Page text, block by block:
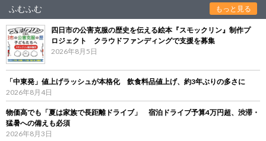
ふむふむ もっと見る
四日市の公害克服の歴史を伝える絵本『スモックリン』制作プ
ロジェクト クラウドファンディングで支援を募集
2026年8月5日
「中東発」値上げラッシュが本格化 飲食料品値上げ、約3年ぶりの多さに
2026年8月4日
物価高でも「夏は家族で長距離ドライブ」 宿泊ドライブ予算4万円超、渋滞・
猛暑への備えも必須
2026年8月3日